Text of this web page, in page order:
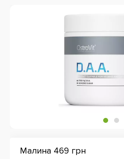
Малина 469 грн